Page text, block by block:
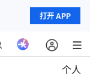
打开 APP
个人